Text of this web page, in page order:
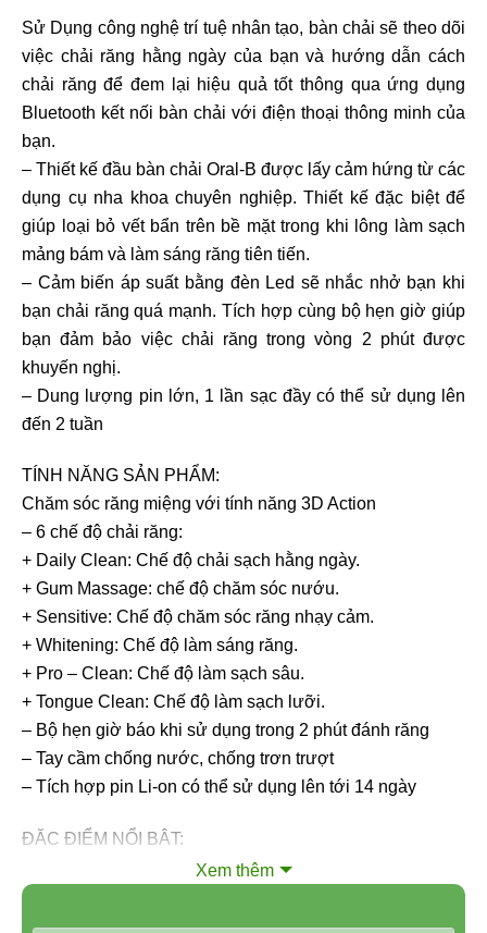
Sử Dụng công nghệ trí tuệ nhân tạo, bàn chải sẽ theo dõi
việc chải răng hằng ngày của bạn và hướng dẫn cách
chải răng để đem lại hiệu quả tốt thông qua ứng dụng
Bluetooth kết nối bàn chải với điện thoại thông minh của
bạn.
– Thiết kế đầu bàn chải Oral-B được lấy cảm hứng từ các
dụng cụ nha khoa chuyên nghiệp. Thiết kế đặc biệt để
giúp loại bỏ vết bẩn trên bề mặt trong khi lông làm sạch
mảng bám và làm sáng răng tiên tiến.
– Cảm biến áp suất bằng đèn Led sẽ nhắc nhở bạn khi
bạn chải răng quá mạnh. Tích hợp cùng bộ hẹn giờ giúp
bạn đảm bảo việc chải răng trong vòng 2 phút được
khuyến nghị.
– Dung lượng pin lớn, 1 lần sạc đầy có thể sử dụng lên
đến 2 tuần
TÍNH NĂNG SẢN PHẨM:
Chăm sóc răng miệng với tính năng 3D Action
– 6 chế độ chải răng:
+ Daily Clean: Chế độ chải sạch hằng ngày.
+ Gum Massage: chế độ chăm sóc nướu.
+ Sensitive: Chế độ chăm sóc răng nhạy cảm.
+ Whitening: Chế độ làm sáng răng.
+ Pro – Clean: Chế độ làm sạch sâu.
+ Tongue Clean: Chế độ làm sạch lưỡi.
– Bộ hẹn giờ báo khi sử dụng trong 2 phút đánh răng
– Tay cầm chống nước, chống trơn trượt
– Tích hợp pin Li-on có thể sử dụng lên tới 14 ngày
ĐẶC ĐIỂM NỔI BẬT:
Bàn chải điện Oral B hiệu Braun được 90% nha sĩ trên
thế giới khuyến khích sử dụng;
Xem thêm